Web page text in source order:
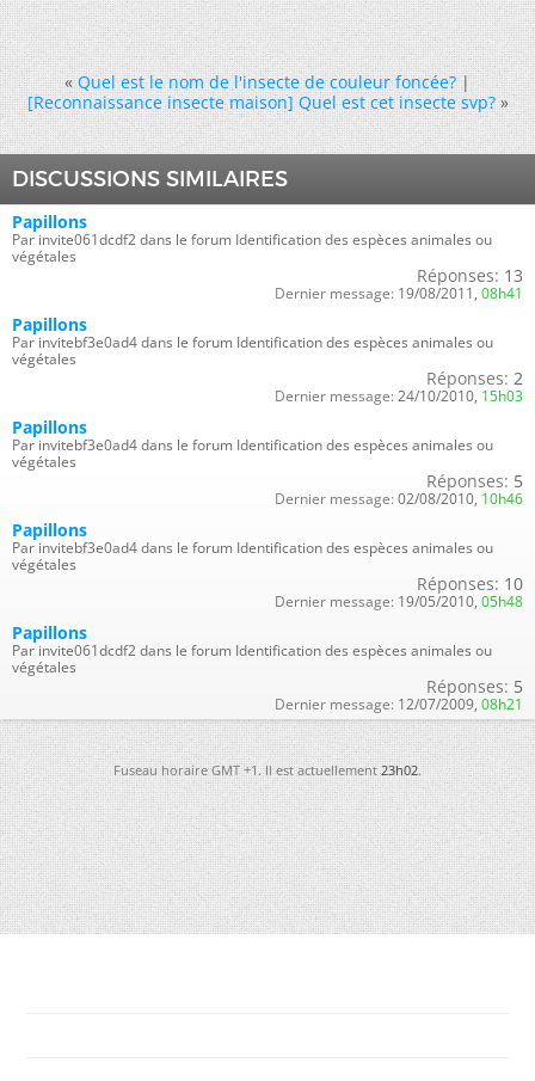
« Quel est le nom de l'insecte de couleur foncée?|
[Reconnaissance insecte maison] Quel est cet insecte svp? »
DISCUSSIONS SIMILAIRES
Papillons
Par invite061dcdf2 dans le forum Identification des espèces animales ou
végétales
Réponses: 13
Dernier message: 19/08/2011, 08h41
Papillons
Par invitebf3e0ad4 dans le forum Identification des espèces animales ou
végétales
Réponses: 2
Dernier message: 24/10/2010, 15h03
Papillons
Par invitebf3e0ad4 dans le forum Identification des espèces animales ou
végétales
Réponses: 5
Dernier message: 02/08/2010, 10h46
Papillons
Par invitebf3e0ad4 dans le forum Identification des espèces animales ou
végétales
Réponses: 10
Dernier message: 19/05/2010, 05h48
Papillons
Par invite061dcdf2 dans le forum Identification des espèces animales ou
végétales
Réponses: 5
Dernier message: 12/07/2009, 08h21
Fuseau horaire GMT +1. Il est actuellement23h02.